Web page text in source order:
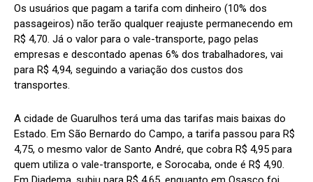
Os usuários que pagam a tarifa com dinheiro (10% dos
passageiros) não terão qualquer reajuste permanecendo em
R$ 4,70. Já o valor para o vale-transporte, pago pelas
empresas e descontado apenas 6% dos trabalhadores, vai
para R$ 4,94, seguindo a variação dos custos dos
transportes.
A cidade de Guarulhos terá uma das tarifas mais baixas do
Estado. Em São Bernardo do Campo, a tarifa passou para R$
4,75, o mesmo valor de Santo André, que cobra R$ 4,95 para
quem utiliza o vale-transporte, e Sorocaba, onde é R$ 4,90.